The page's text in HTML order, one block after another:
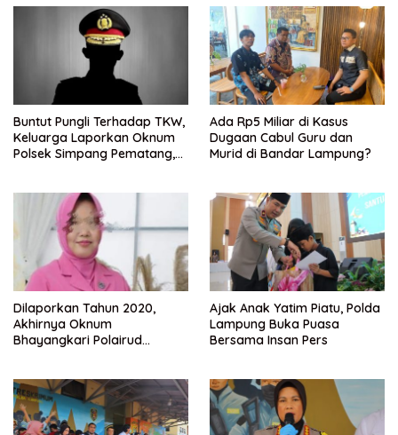
Buntut Pungli Terhadap TKW,
Keluarga Laporkan Oknum
Polsek Simpang Pematang,
Ada Rp5 Miliar di Kasus
Dugaan Cabul Guru dan
Murid di Bandar Lampung?
Dilaporkan Tahun 2020,
Akhirnya Oknum
Bhayangkari Polairud
Ajak Anak Yatim Piatu, Polda
Lampung Buka Puasa
Bersama Insan Pers